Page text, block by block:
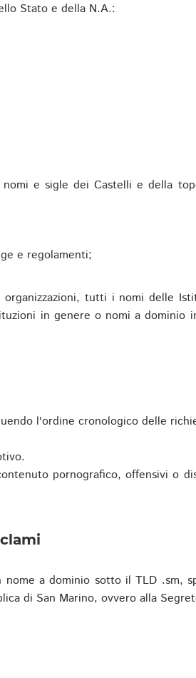
Stato e della N.A.:
e sigle dei Castelli e della
e regolamenti;
tutti i nomi delle
in genere o nomi a dominio
l'ordine cronologico delle
pornografico, offensivi o
a dominio sotto il TLD .sm,
di San Marino, ovvero alla